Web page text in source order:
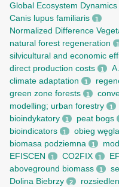
Global Ecosystem
Canis lupus familiaris 1
Normalized Difference
natural forest regeneration 1
silvicultural and economic
direct production costs 1
climate adaptation 1
green zone forests 1
modelling; urban forestry 1
bioindykatory 1 peat bogs
bioindicators 1 obieg węgla
biomasa podziemna 1
EFISCEN 1 CO2FIX 1
aboveground biomass 1
Dolina Biebrzy 2